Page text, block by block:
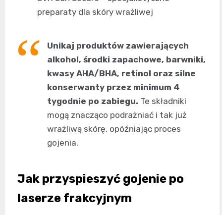
preparaty dla skóry wrażliwej
Unikaj produktów zawierających
alkohol, środki zapachowe, barwniki,
kwasy AHA/BHA, retinol oraz silne
konserwanty przez minimum 4
tygodnie po zabiegu. Te składniki
mogą znacząco podrażniać i tak już
wrażliwą skórę, opóźniając proces
gojenia.
Jak przyspieszyć gojenie po
laserze frakcyjnym